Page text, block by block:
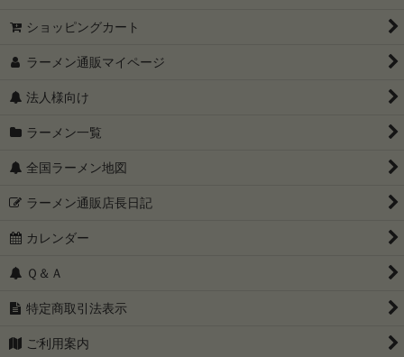
ショッピングカート
ラーメン通販マイページ
法人様向け
ラーメン一覧
全国ラーメン地図
ラーメン通販店長日記
カレンダー
Ｑ＆Ａ
特定商取引法表示
ご利用案内